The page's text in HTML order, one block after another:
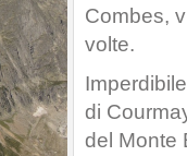
Combes,
volte.
di
del Monte